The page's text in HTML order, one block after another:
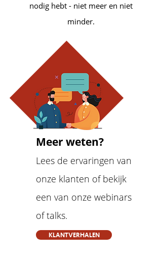
nodig hebt - niet meer en niet
minder.
Meer weten?
Lees de ervaringen van
onze klanten of bekijk
een van onze webinars
of talks.
KLANTVERHALEN